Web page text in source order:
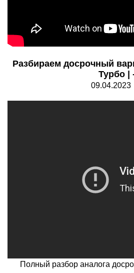
Разбираем досрочный
Турбо |
Полный разбор аналога